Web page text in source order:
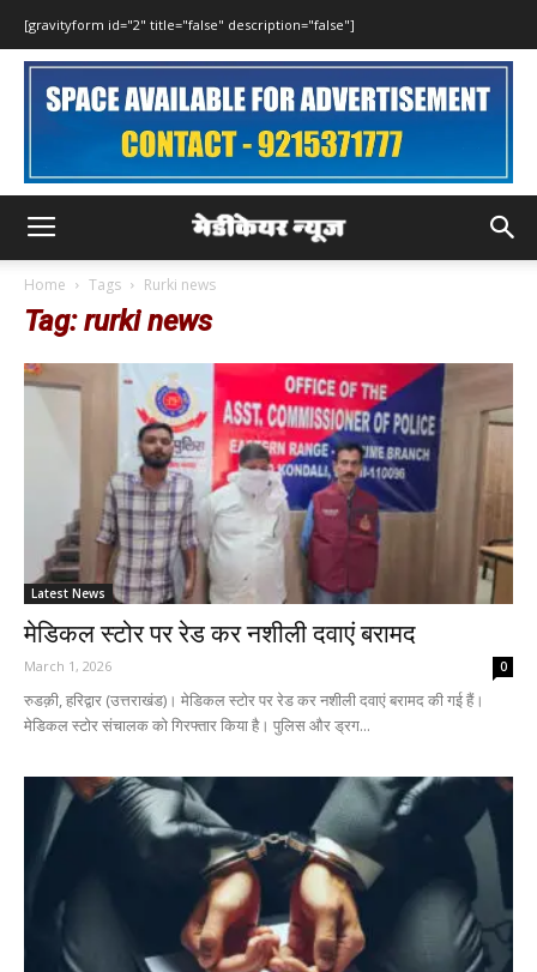
[gravityform id="2" title="false" description="false"]
Home Tags Rurki news
Tag: rurki news
Latest News
मेडिकल स्टोर पर रेड कर नशीली दवाएं बरामद
March 1, 2026 0
रुडक़ी, हरिद्वार (उत्तराखंड)। मेडिकल स्टोर पर रेड कर नशीली दवाएं बरामद की गई हैं।
मेडिकल स्टोर संचालक को गिरफ्तार किया है। पुलिस और ड्रग...